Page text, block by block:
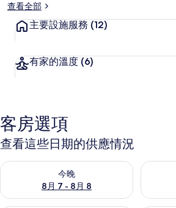
查看全部
主要設施服務 (12)
有家的溫度 (6)
客房選項
查看這些日期的供應情況
今晚
8月 7 - 8月 8
查看今晚 (8月 7 - 8月 8) 的供應情況查看明